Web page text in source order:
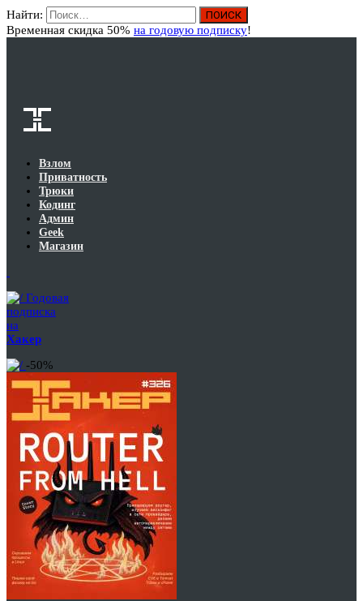
Найти:
Временная скидка 50% на годовую подписку!
Взлом
Приватность
Трюки
Кодинг
Админ
Geek
Магазин
Годовая
подписка
на
Хакер
-50%